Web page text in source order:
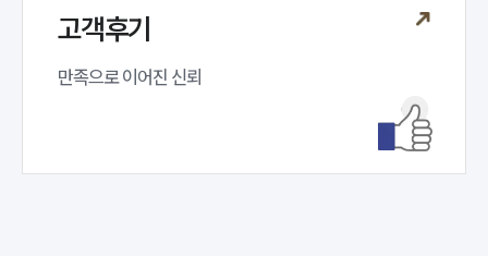
고객후기
만족으로 이어진 신뢰